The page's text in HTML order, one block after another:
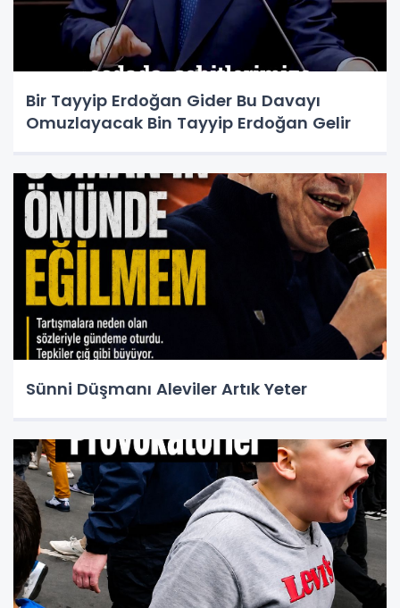
Bir Tayyip Erdoğan Gider Bu Davayı
Omuzlayacak Bin Tayyip Erdoğan Gelir
Sünni Düşmanı Aleviler Artık Yeter